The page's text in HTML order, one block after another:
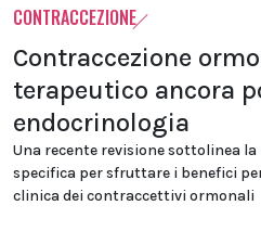
CONTRACCEZIONE
Contraccezione
terapeutico ancora
endocrinologia
Una recente revisione sottolinea
specifica per sfruttare i benefici
clinica dei contraccettivi ormonali